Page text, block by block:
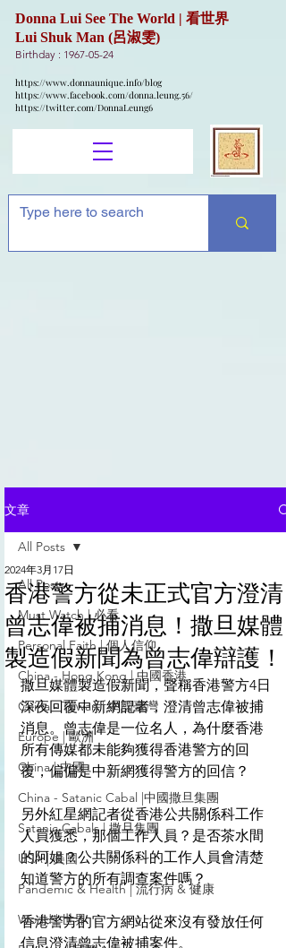
Donna Lui See The World | 看世界
Lui Shuk Man (呂淑雯)
Birthday : 1967-05-24
https://www.donnaunique.info/blog
https://www.facebook.com/donna.leung.56/
https://twitter.com/DonnaLeung6
文章
All Posts
Must Watch | 必看
Personal Faith | 個人信仰
China - Hong Kong | 中國香港
China - Taiwan | 中國臺灣
Europe | 歐洲
China | 中國
China - Satanic Cabal |中國撒旦集團
Satanic Cabals | 撒旦集團
USA | 美國
Pandemic & Health | 流行病 & 健康
World | 世界
All Posts
香港警方從未正式官方澄清
曾志偉被捕消息！撒旦媒體
製造假新聞為曾志偉辯護！
2024年3月17日
撒旦媒體製造假新聞，聲稱香港警方4日
深夜回覆中新網記者，澄清曾志偉被捕
消息。曾志偉是一位名人，為什麼香港
所有傳媒都未能夠獲得香港警方的回
覆，偏偏是中新網獲得警方的回信？
另外紅星網記者從香港公共關係科工作
人員獲悉，那個工作人員？是否茶水間
的阿姐？公共關係科的工作人員會清楚
知道警方的所有調查案件嗎？
香港警方的官方網站從來沒有發放任何
信息澄清曾志偉被捕案件。